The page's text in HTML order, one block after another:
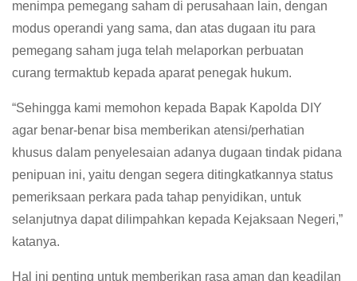
menimpa pemegang saham di perusahaan lain, dengan
modus operandi yang sama, dan atas dugaan itu para
pemegang saham juga telah melaporkan perbuatan
curang termaktub kepada aparat penegak hukum.
“Sehingga kami memohon kepada Bapak Kapolda DIY
agar benar-benar bisa memberikan atensi/perhatian
khusus dalam penyelesaian adanya dugaan tindak pidana
penipuan ini, yaitu dengan segera ditingkatkannya status
pemeriksaan perkara pada tahap penyidikan, untuk
selanjutnya dapat dilimpahkan kepada Kejaksaan Negeri,”
katanya.
Hal ini penting untuk memberikan rasa aman dan keadilan